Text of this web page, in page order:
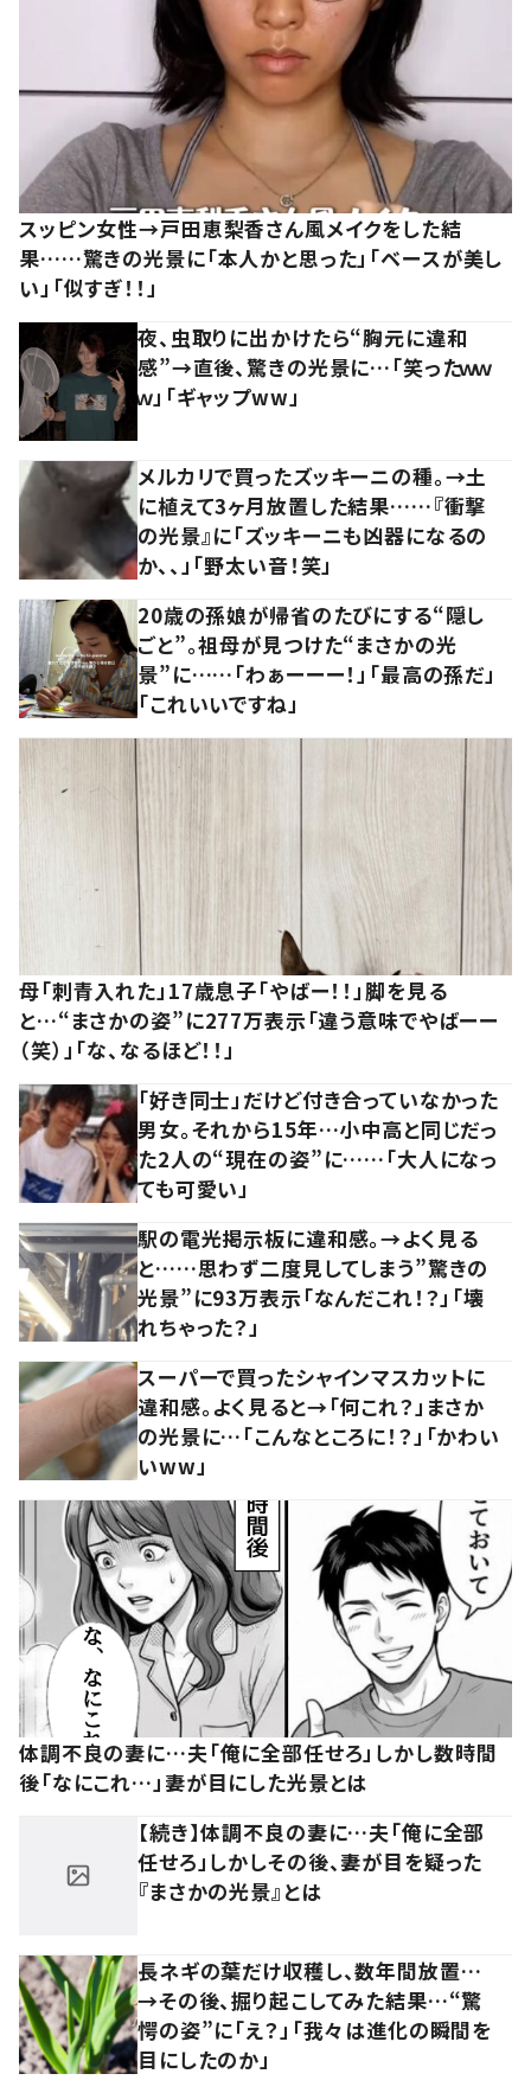
スッピン女性→戸田恵梨香さん風メイクをした結
果……驚きの光景に「本人かと思った」「ベースが美し
い」「似すぎ！！」
夜、虫取りに出かけたら“胸元に違和
感”→直後、驚きの光景に…「笑ったｗｗ
ｗ」「ギャップww」
メルカリで買ったズッキーニの種。→土
に植えて3ヶ月放置した結果……『衝撃
の光景』に「ズッキーニも凶器になるの
か、、」「野太い音！笑」
20歳の孫娘が帰省のたびにする“隠し
ごと”。祖母が見つけた“まさかの光
景”に……「わぁーーー！」「最高の孫だ」
「これいいですね」
母「刺青入れた」17歳息子「やばー！！」脚を見る
と…“まさかの姿”に277万表示「違う意味でやばーー
（笑）」「な、なるほど！！」
「好き同士」だけど付き合っていなかった
男女。それから15年…小中高と同じだっ
た2人の“現在の姿”に……「大人になっ
ても可愛い」
駅の電光掲示板に違和感。→よく見る
と……思わず二度見してしまう”驚きの
光景”に93万表示「なんだこれ！？」「壊
れちゃった？」
スーパーで買ったシャインマスカットに
違和感。よく見ると→「何これ？」まさか
の光景に…「こんなところに！？」「かわい
いww」
体調不良の妻に…夫「俺に全部任せろ」しかし数時間
後「なにこれ…」妻が目にした光景とは
【続き】体調不良の妻に…夫「俺に全部
任せろ」しかしその後、妻が目を疑った
『まさかの光景』とは
長ネギの葉だけ収穫し、数年間放置…
→その後、掘り起こしてみた結果…“驚
愕の姿”に「え？」「我々は進化の瞬間を
目にしたのか」